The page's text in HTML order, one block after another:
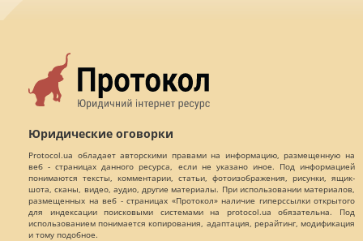
Юридические оговорки
Protocol.ua обладает авторскими правами на информацию, размещенную на
веб - страницах данного ресурса, если не указано иное. Под информацией
понимаются тексты, комментарии, статьи, фотоизображения, рисунки, ящик-
шота, сканы, видео, аудио, другие материалы. При использовании материалов,
размещенных на веб - страницах «Протокол» наличие гиперссылки открытого
для индексации поисковыми системами на protocol.ua обязательна. Под
использованием понимается копирования, адаптация, рерайтинг, модификация
и тому подобное.